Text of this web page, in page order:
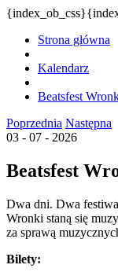
Strona główna
Kalendarz
Beatsfest
Poprzednia Następna
03 - 07 - 2026
Beatsfest
Dwa dni. Dwa
Wronki staną się
za sprawą
Bilety: